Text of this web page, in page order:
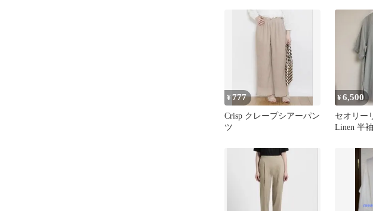
¥777
Crisp クレープシアーパン
ツ
¥6,500
セオリー
Linen 半